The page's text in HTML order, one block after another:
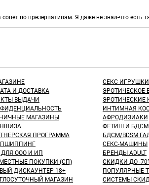
по презервативам. Я даже не знал-что есть
И ДОСТАВКА
ВЫДАЧИ
МАГАЗИНЫ
ПРОГРАММА
ДЛЯ ООО И ИП
ПОКУПКИ (СП)
ДИСКАУНТЕР 18+
МАГАЗИН
СЕКС ИГРУШКИ
ЭРОТИЧЕСКОЕ
ЭРОТИЧЕСКИЕ
ИНТИМНАЯ
АФРОДИЗИАКИ
ФЕТИШ И БДСМ
БДСМ/BDSM
СЕКС-МАШИНЫ
БРЕНДЫ ADULT
СКИДКИ ДО -
ПОПУЛЯРНЫЕ
СИСТЕМЫ